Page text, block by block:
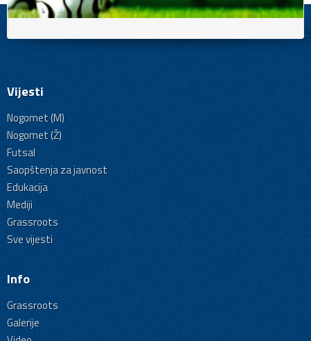
Vijesti
Nogomet (M)
Nogomet (Ž)
Futsal
Saopštenja za javnost
Edukacija
Mediji
Grassroots
Sve vijesti
Info
Grassroots
Galerije